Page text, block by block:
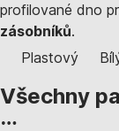
profilované dno
zásobníků.
Plastový
Všechny
…